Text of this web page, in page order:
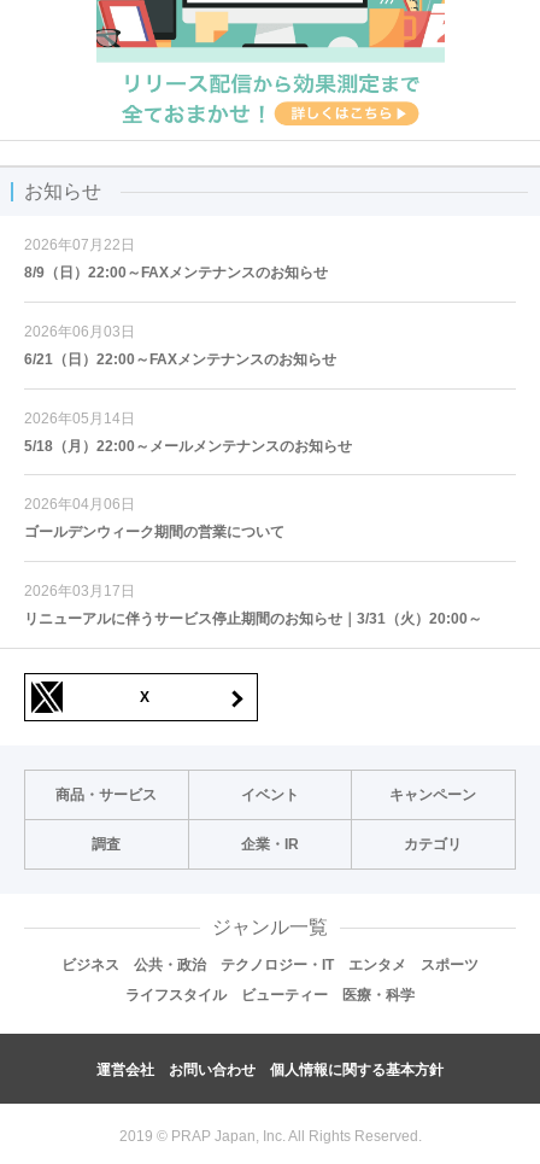
お知らせ
2026年07月22日
8/9（日）22:00～FAXメンテナンスのお知らせ
2026年06月03日
6/21（日）22:00～FAXメンテナンスのお知らせ
2026年05月14日
5/18（月）22:00～メールメンテナンスのお知らせ
2026年04月06日
ゴールデンウィーク期間の営業について
2026年03月17日
リニューアルに伴うサービス停止期間のお知らせ｜3/31（火）20:00～
X
商品・サービス イベント キャンペーン
調査 企業・IR カテゴリ
ジャンル一覧
ビジネス 公共・政治 テクノロジー・IT エンタメ
スポーツ
ライフスタイル
ビューティー 医療・科学
運営会社 お問い合わせ 個人情報に関する基本方針
2019 © PRAP Japan, Inc. All Rights Reserved.